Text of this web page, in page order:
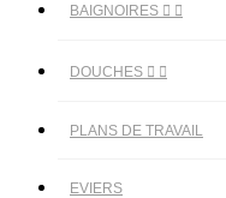
BAIGNOIRES  
DOUCHES  
PLANS DE TRAVAIL
EVIERS